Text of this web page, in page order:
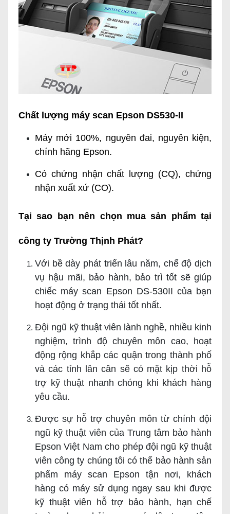
Chất lượng máy scan Epson DS530-II
Máy mới 100%, nguyên đai, nguyên kiện,
chính hãng Epson.
Có chứng nhận chất lượng (CQ), chứng
nhận xuất xứ (CO).
Tại sao bạn nên chọn mua sản phẩm tại
công ty Trường Thịnh Phát?
Với bề dày phát triển lâu năm, chế độ dịch
vụ hậu mãi, bảo hành, bảo trì tốt sẽ giúp
chiếc máy scan Epson DS-530II của bạn
hoạt động ở trạng thái tốt nhất.
Đội ngũ kỹ thuật viên lành nghề, nhiều kinh
nghiệm, trình độ chuyên môn cao, hoạt
động rộng khắp các quận trong thành phố
và các tỉnh lân cân sẽ có mặt kịp thời hỗ
trợ kỹ thuật nhanh chóng khi khách hàng
yêu cầu.
Được sự hỗ trợ chuyên môn từ chính đội
ngũ kỹ thuật viên của Trung tâm bảo hành
Epson Việt Nam cho phép đội ngũ kỹ thuật
viên công ty chúng tôi có thể bảo hành sản
phẩm máy scan Epson tận nơi, khách
hàng có máy sử dụng ngay sau khi được
kỹ thuật viên hỗ trợ bảo hành, hạn chế